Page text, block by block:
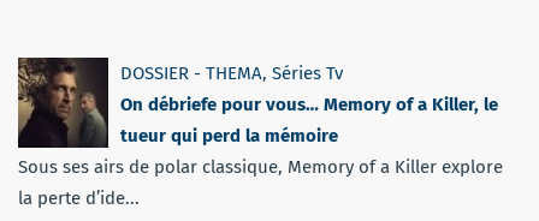
DOSSIER - THEMA, Séries Tv
On débriefe pour vous… Memory of a Killer, le
tueur qui perd la mémoire
Sous ses airs de polar classique, Memory of a Killer explore
la perte d’ide...